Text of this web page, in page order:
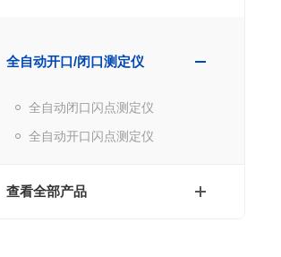
全自动开口/闭口测定仪
全自动闭口闪点测定仪
全自动开口闪点测定仪
查看全部产品